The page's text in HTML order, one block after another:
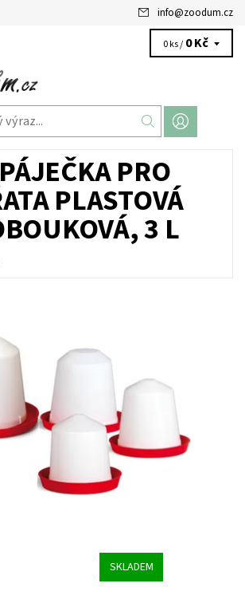
info@zoodum.cz
0 ks / 0 Kč
PRO
PLASTOVÁ
3 L
SKLADEM